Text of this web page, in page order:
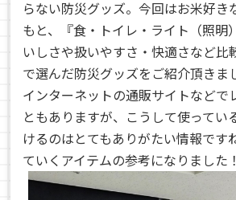
らない防災グッズ。今回はお米好き
もと、『食・トイレ・ライト（照明
いしさや扱いやすさ・快適さなど比
で選んだ防災グッズをご紹介頂きま
インターネットの通販サイトなどで
ともありますが、こうして使ってい
けるのはとてもありがたい情報です
ていくアイテムの参考になりました！